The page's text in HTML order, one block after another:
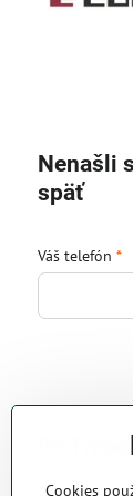
Nenašli
späť
Váš telefón *
IW
Cookies